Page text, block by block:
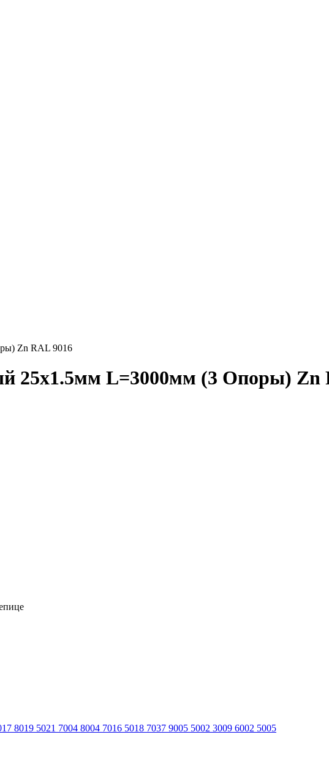
Zn RAL 9016
25х1.5мм L=3000мм (3 Опоры) Zn
8019 5021 7004 8004 7016 5018 7037 9005 5002 3009 6002 5005